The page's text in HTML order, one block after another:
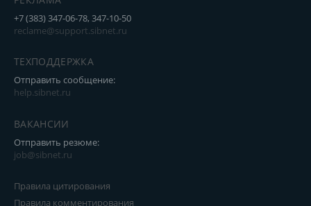
+7 (383) 347-06-78, 347-10-50
reclame@support.sibnet.ru
ТЕХПОДДЕРЖКА
Отправить сообщение:
help.sibnet.ru
ВАКАНСИИ
Отправить резюме:
job@sibnet.ru
Правила цитирования
Правила комментирования